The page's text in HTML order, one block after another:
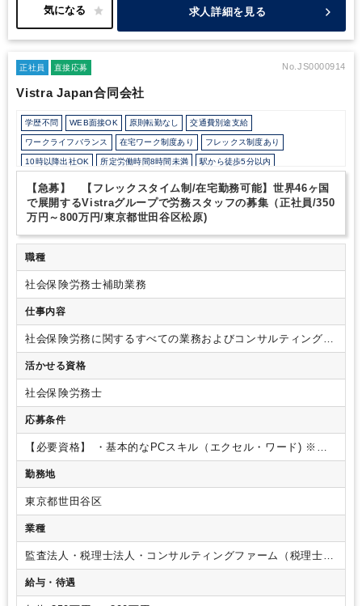
人です。ご応募、お待ちしております。求人詳細を見る
正社員 直接応募 No.JS0000914
Vistra Japan合同会社
学歴不問 WEB面接OK 原則転勤なし 交通費別途支給
ワークライフバランス 在宅ワーク制度あり フレックス制度あり
10時以降出社OK 所定労働時間8時間未満 駅から徒歩5分以内
オフィスカジュアルOK 少人数の職場（所属部門の人数3人以下）
完全週休2日制 英語力を活かす 外資系に強み
【急募】 【フレックスタイム制/在宅勤務可能】世界46ヶ国
で展開するVistraグループで労務スタッフの募集（正社員/350
万円～800万円/東京都世田谷区松原)
職種
社会保険労務士補助業務
仕事内容
社会保険労務に関するすべての業務およびコンサルティングを
お任せいたします。 【具体的な業務内容】・給与計算業務・
労働保険、社会保険に関する手続き
言、指導、コンサル
他、人事労務に関する雑務
制の導入や在宅勤務制度など、ワークライフバランスを保ちや
すい環境が整っております。・海外の企業をお任せする予定
するので、英語力を活かしながらお仕事をしたい方にはおすす
めの求人です。
活かせる資格
社会保険労務士
応募条件
【必要資格】 ・基本的なPCスキル（エクセル・ワード) ※海
外の企業をご担当いただく予定ですので、英語ができる方優遇
※社会保険労務士・社会保険労務士試験合格者もしくは勉強中
務の経験（月次、年次）
子申請経験尚可）
事労務に携わったことがある方歓迎 【年齢】不問
勤務地
東京都世田谷区
業種
監査法人・税理士法人・コンサルティングファーム（税理士法
人）
給与・待遇